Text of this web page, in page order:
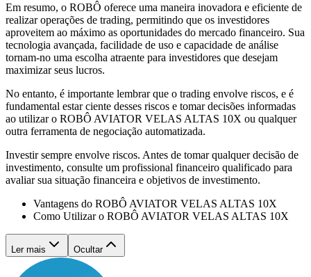
Em resumo, o ROBÔ oferece uma maneira inovadora e eficiente de
realizar operações de trading, permitindo que os investidores
aproveitem ao máximo as oportunidades do mercado financeiro. Sua
tecnologia avançada, facilidade de uso e capacidade de análise
tornam-no uma escolha atraente para investidores que desejam
maximizar seus lucros.
No entanto, é importante lembrar que o trading envolve riscos, e é
fundamental estar ciente desses riscos e tomar decisões informadas
ao utilizar o ROBÔ AVIATOR VELAS ALTAS 10X ou qualquer
outra ferramenta de negociação automatizada.
Investir sempre envolve riscos. Antes de tomar qualquer decisão de
investimento, consulte um profissional financeiro qualificado para
avaliar sua situação financeira e objetivos de investimento.
Vantagens do ROBÔ AVIATOR VELAS ALTAS 10X
Como Utilizar o ROBÔ AVIATOR VELAS ALTAS 10X
Ler mais Ocultar